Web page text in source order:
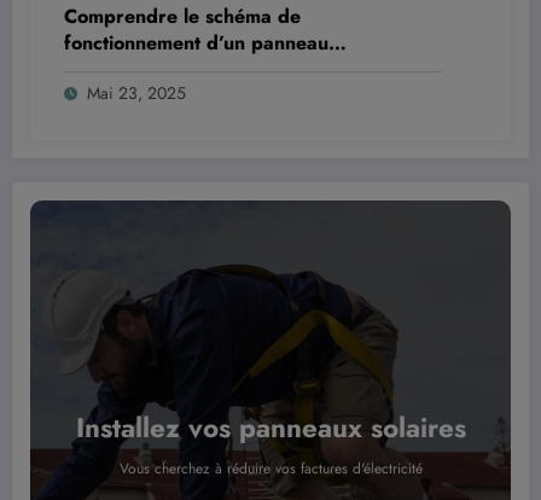
Comprendre le schéma de
fonctionnement d’un panneau
Mai 23, 2025
Installez vos panneaux solaires
Vous cherchez à réduire vos factures d'électricité